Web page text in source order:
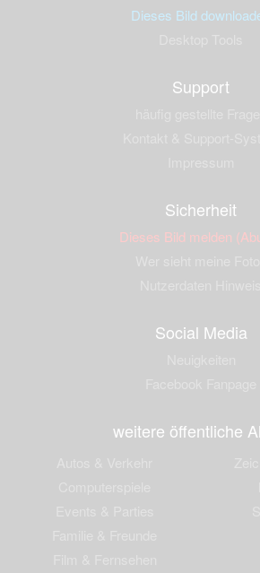
Dieses Bild
Support
Sicherheit
Dieses Bild melden
Social Media
weitere öffentliche